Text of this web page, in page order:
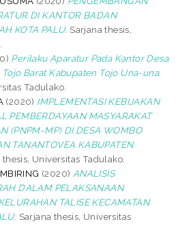
DI KANTOR BADAN
KOTA PALU. Sarjana thesis,
Perilaku Aparatur Pada Kantor Desa
Barat Kabupaten Tojo Una-una.
Tadulako.
(2020) IMPLEMENTASI KEBIJAKAN
PEMBERDAYAAN MASYARAKAT
(PNPM-MP) DI DESA WOMBO
TANANTOVEA KABUPATEN
thesis, Universitas Tadulako.
(2020) ANALISIS
DALAM PELAKSANAAN
TALISE KECAMATAN
Sarjana thesis, Universitas